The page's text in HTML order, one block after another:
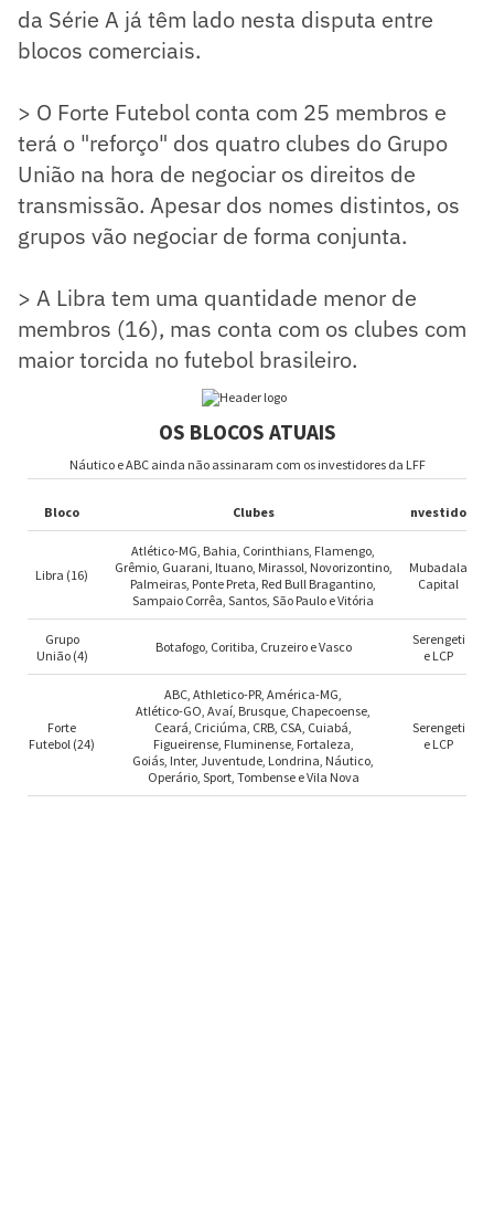
da Série A já têm lado nesta disputa entre
blocos comerciais.
> O Forte Futebol conta com 25 membros e
terá o "reforço" dos quatro clubes do Grupo
União na hora de negociar os direitos de
transmissão. Apesar dos nomes distintos, os
grupos vão negociar de forma conjunta.
> A Libra tem uma quantidade menor de
membros (16), mas conta com os clubes com
maior torcida no futebol brasileiro.